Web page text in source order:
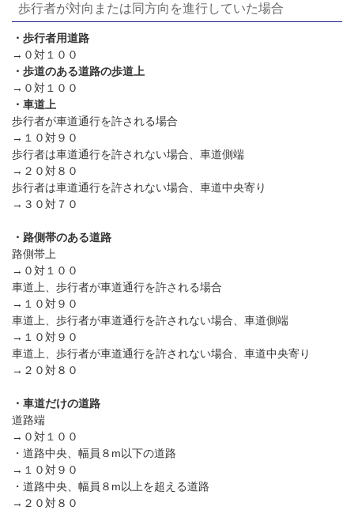
歩行者が対向または同方向を進行していた場合
・歩行者用道路
→０対１００
・歩道のある道路の歩道上
→０対１００
・車道上
歩行者が車道通行を許される場合
→１０対９０
歩行者は車道通行を許されない場合、車道側端
→２０対８０
歩行者は車道通行を許されない場合、車道中央寄り
→３０対７０
・路側帯のある道路
路側帯上
→０対１００
車道上、歩行者が車道通行を許される場合
→１０対９０
車道上、歩行者が車道通行を許されない場合、車道側端
→１０対９０
車道上、歩行者が車道通行を許されない場合、車道中央寄り
→２０対８０
・車道だけの道路
道路端
→０対１００
・道路中央、幅員８ m以下の道路
→１０対９０
・道路中央、幅員８ m以上を超える道路
→２０対８０